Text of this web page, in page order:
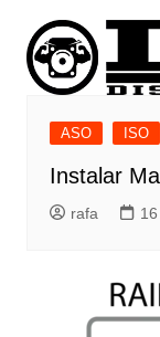
ASO ISO
Instalar
rafa